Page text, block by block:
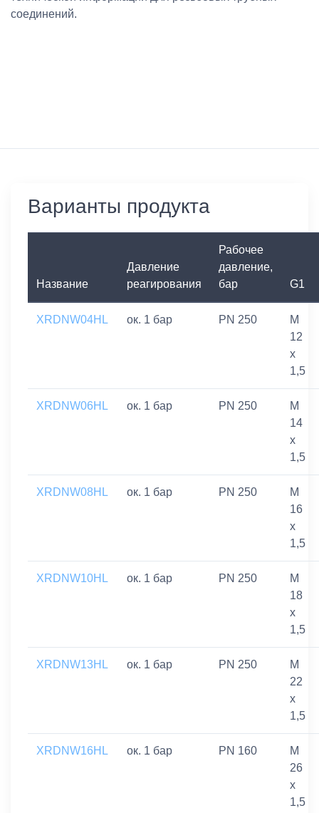
соединений.
Варианты продукта
Название
Давление
реагирования
Рабочее
давление,
бар
G1
XRDNW04HL ок. 1 бар PN 250
M
12
x
1,5
XRDNW06HL ок. 1 бар PN 250
M
14
x
1,5
XRDNW08HL ок. 1 бар PN 250
M
16
x
1,5
XRDNW10HL ок. 1 бар PN 250
M
18
x
1,5
XRDNW13HL ок. 1 бар PN 250
M
22
x
1,5
XRDNW16HL ок. 1 бар PN 160
M
26
x
1,5